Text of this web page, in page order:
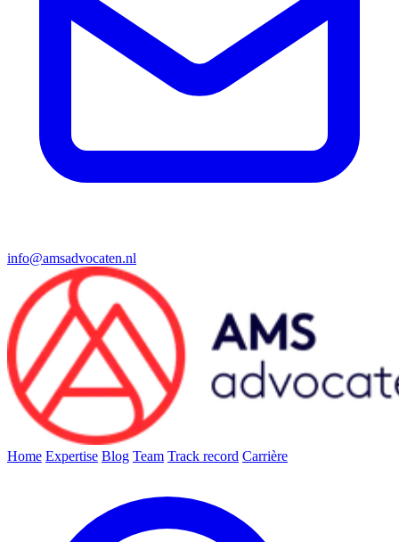
info@amsadvocaten.nl
Home Expertise Blog Team Track record Carrière